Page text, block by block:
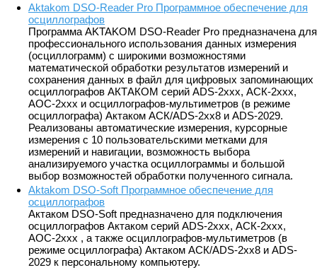
Aktakom DSO-Reader Pro Программное обеспечение для
осциллографов
Программа AKTAKOM DSO-Reader Pro предназначена для
профессионального использования данных измерения
(осциллограмм) с широкими возможностями
математической обработки результатов измерений и
сохранения данных в файл для цифровых запоминающих
осциллографов АКТАКОМ серий ADS-2ххх, АСК-2ххх,
АОС-2ххх и осциллографов-мультиметров (в режиме
осциллографа) Актаком АСК/ADS-2xx8 и ADS-2029.
Реализованы автоматические измерения, курсорные
измерения с 10 пользовательскими метками для
измерений и навигации, возможность выбора
анализируемого участка осциллограммы и большой
выбор возможностей обработки полученного сигнала.
Aktakom DSO-Soft Программное обеспечение для
осциллографов
Актаком DSO-Soft предназначено для подключения
осциллографов Актаком серий ADS-2xxx, АСК-2xxx,
АОС-2ххх , а также осциллографов-мультиметров (в
режиме осциллографа) Актаком АСК/ADS-2xx8 и ADS-
2029 к персональному компьютеру.